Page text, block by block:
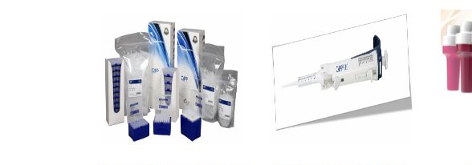
Tủ cấy, tủ hút, tủ an toàn sinh học
Sản phẩm cơ khí
Firstek Scientific
Gram - Denmark
HUNG YI INSTRUMENT CO., LTD
KERN & Sohn GmbH